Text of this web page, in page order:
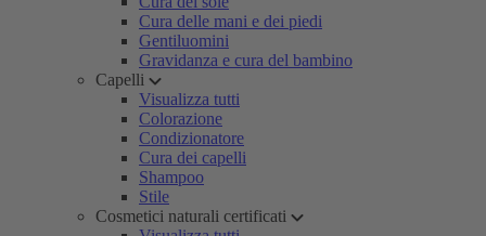
Cura delle mani e dei piedi
Gentiluomini
Gravidanza e cura del bambino
Capelli
Visualizza tutti
Colorazione
Condizionatore
Cura dei capelli
Shampoo
Stile
Cosmetici naturali certificati